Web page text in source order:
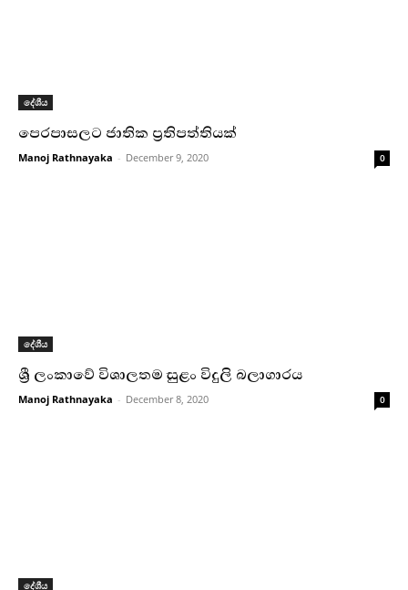
දේශීය
පෙරපාසලට ජාතික ප්‍රතිපත්තියක්
Manoj Rathnayaka - December 9, 2020 0
දේශීය
ශ්‍රී ලංකාවේ විශාලතම සුළං විදුලි බලාගාරය
Manoj Rathnayaka - December 8, 2020 0
දේශීය